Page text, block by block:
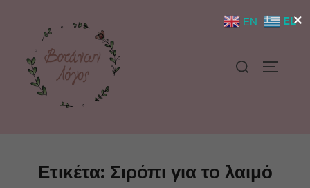
Ετικέτα: Σιρόπι για το λαιμό
×
EN EL